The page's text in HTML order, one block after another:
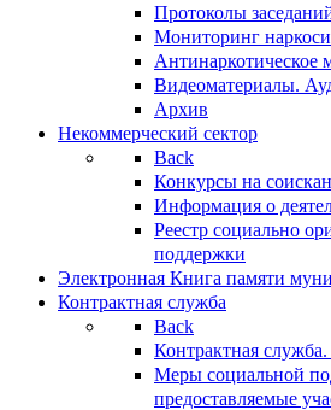
Протоколы
Мониторинг
Антинаркотическое
Видеоматериалы.
Архив
Некоммерческий сектор
Back
Конкурсы на
Информация о
Реестр социально
поддержки
Электронная Книга памяти
Контрактная служба
Back
Контрактная
Меры социальной
предоставляемые